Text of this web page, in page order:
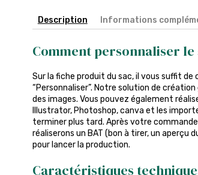
Description Informations
Comment personnaliser le
Sur la fiche produit du sac, il vous suffit
“Personnaliser”. Notre solution de
des images. Vous pouvez également
Illustrator, Photoshop, canva et les
terminer plus tard. Après votre
réaliserons un BAT (bon à tirer, un aperçu
pour lancer la production.
Caractéristiques